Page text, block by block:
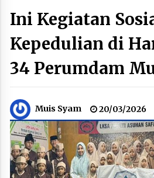
Ini Kegiatan
Kepedulian di
34 Perumdam
Muis Syam 20/03/2026